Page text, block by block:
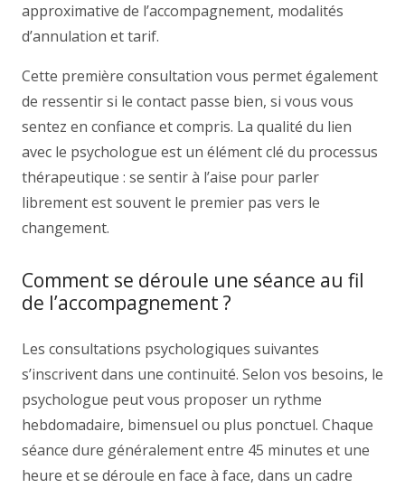
approximative de l’accompagnement, modalités
d’annulation et tarif.
Cette première consultation vous permet également
de ressentir si le contact passe bien, si vous vous
sentez en confiance et compris. La qualité du lien
avec le psychologue est un élément clé du processus
thérapeutique : se sentir à l’aise pour parler
librement est souvent le premier pas vers le
changement.
Comment se déroule une séance au fil
de l’accompagnement ?
Les consultations psychologiques suivantes
s’inscrivent dans une continuité. Selon vos besoins, le
psychologue peut vous proposer un rythme
hebdomadaire, bimensuel ou plus ponctuel. Chaque
séance dure généralement entre 45 minutes et une
heure et se déroule en face à face, dans un cadre